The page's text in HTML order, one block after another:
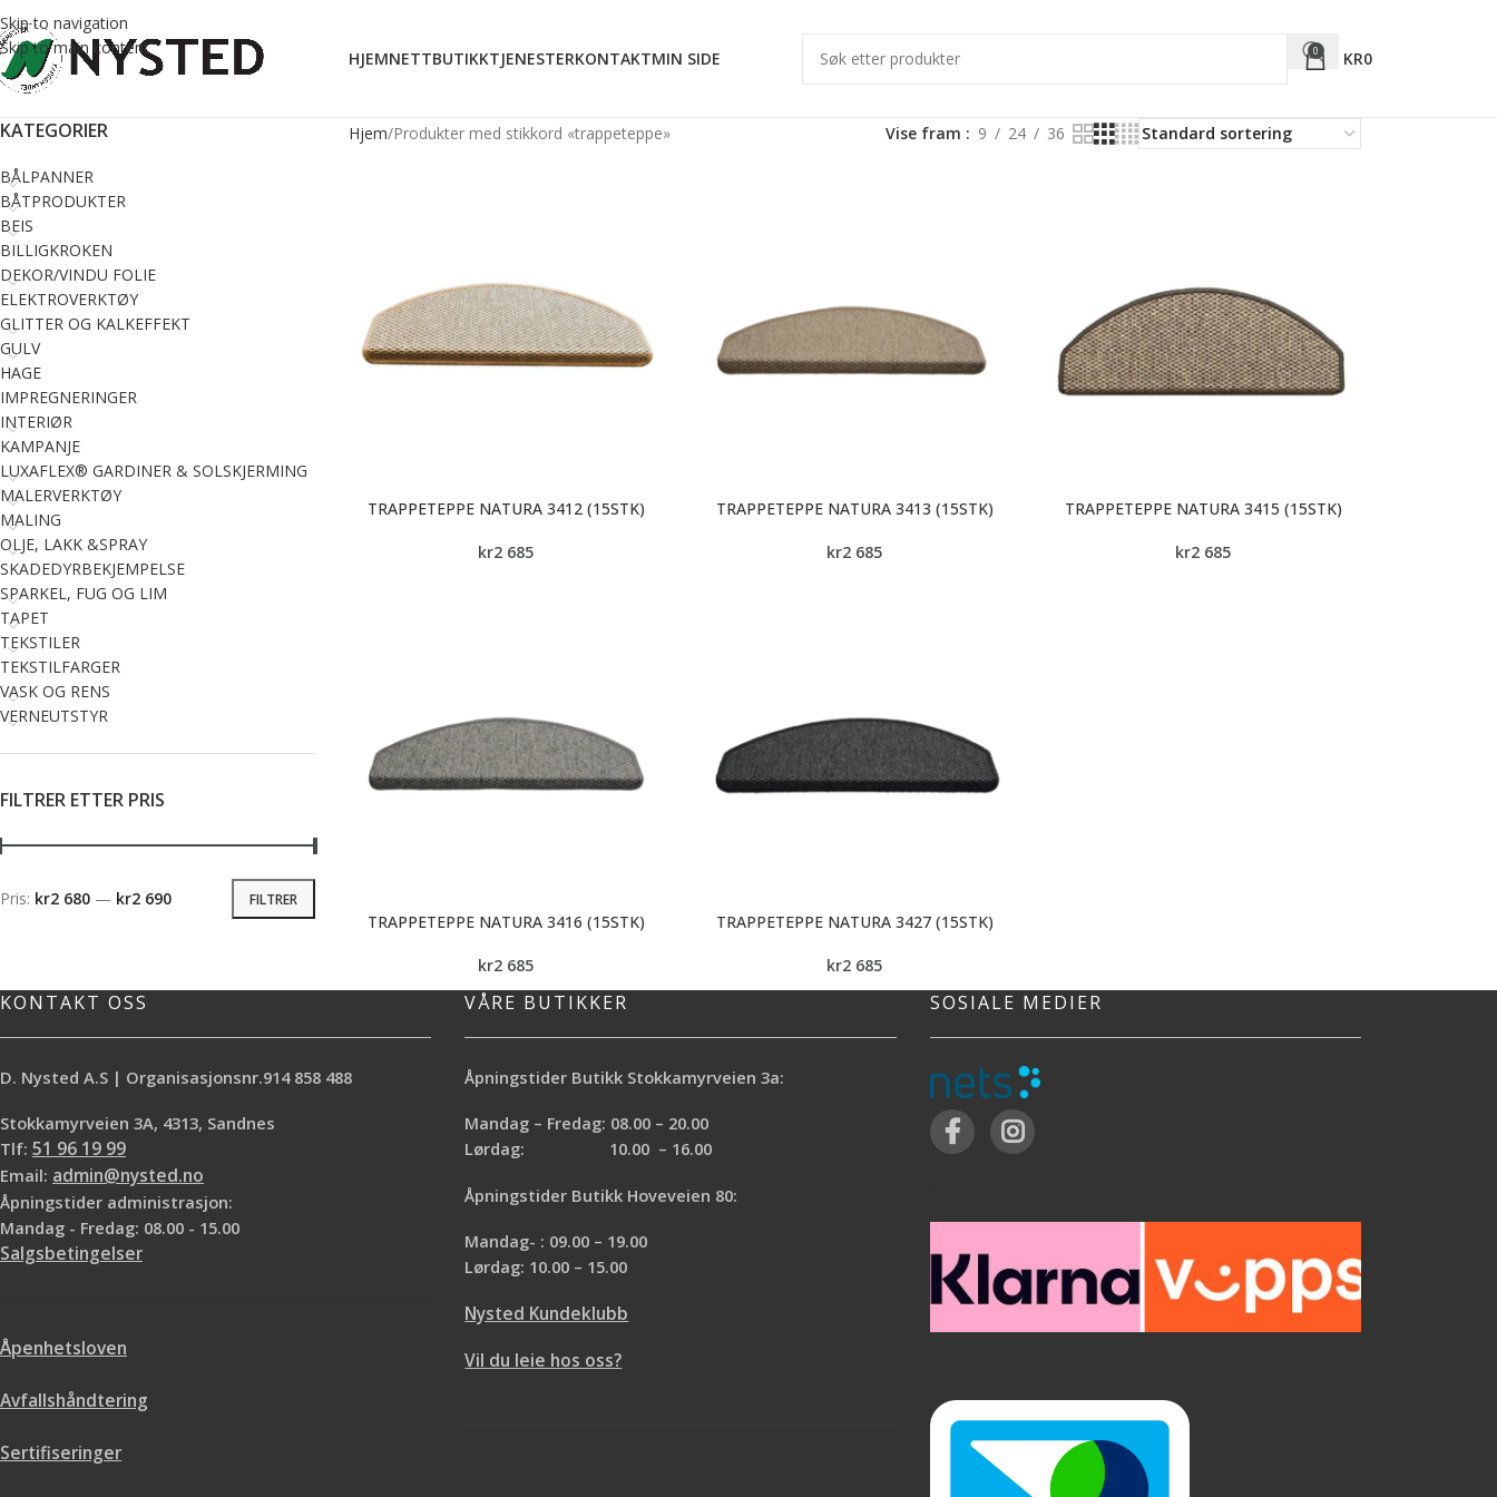
Skip to navigation
Skip to main content
HJEMNETTBUTIKKTJENESTERKONTAKTMIN SIDE 0 KR0
KATEGORIER
BÅLPANNER
BÅTPRODUKTER
BEIS
BILLIGKROKEN
DEKOR/VINDU FOLIE
ELEKTROVERKTØY
GLITTER OG KALKEFFEKT
GULV
HAGE
IMPREGNERINGER
INTERIØR
KAMPANJE
LUXAFLEX® GARDINER & SOLSKJERMING
MALERVERKTØY
MALING
OLJE, LAKK &SPRAY
SKADEDYRBEKJEMPELSE
SPARKEL, FUG OG LIM
TAPET
TEKSTILER
TEKSTILFARGER
VASK OG RENS
VERNEUTSTYR
FILTRER ETTER PRIS
FILTRER
Pris: kr2 680 — kr2 690
Hjem Produkter med stikkord «trappeteppe» Vise fram 9 24 36
TRAPPETEPPE NATURA 3412 (15STK)
kr2 685
TRAPPETEPPE NATURA 3413 (15STK)
kr2 685
TRAPPETEPPE NATURA 3415 (15STK)
kr2 685
TRAPPETEPPE NATURA 3416 (15STK)
kr2 685
TRAPPETEPPE NATURA 3427 (15STK)
kr2 685
KONTAKT OSS
D. Nysted A.S | Organisasjonsnr.914 858 488
Stokkamyrveien 3A, 4313, Sandnes
Tlf: 51 96 19 99
Email: admin@nysted.no
Åpningstider administrasjon:
Mandag - Fredag: 08.00 - 15.00
Salgsbetingelser
Åpenhetsloven
Avfallshåndtering
Sertifiseringer
VÅRE BUTIKKER
Åpningstider Butikk Stokkamyrveien 3a:
Mandag – Fredag: 08.00 – 20.00
Lørdag: 10.00 – 16.00
Åpningstider Butikk Hoveveien 80:
Mandag- : 09.00 – 19.00
Lørdag: 10.00 – 15.00
Nysted Kundeklubb
Vil du leie hos oss?
SOSIALE MEDIER